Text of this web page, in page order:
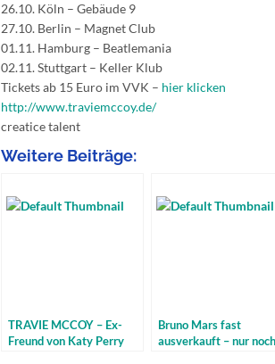
26.10. Köln – Gebäude 9
27.10. Berlin – Magnet Club
01.11. Hamburg – Beatlemania
02.11. Stuttgart – Keller Klub
Tickets ab 15 Euro im VVK – hier klicken
http://www.traviemccoy.de/
creatice talent
Weitere Beiträge:
TRAVIE MCCOY – Ex-
Freund von Katy Perry
Bruno Mars fast
ausverkauft – nur noch